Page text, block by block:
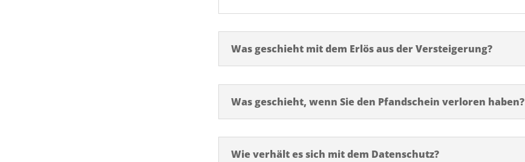
Was geschieht mit dem Erlös aus der Versteigerung?
Was geschieht, wenn Sie den Pfandschein verloren haben?
Wie verhält es sich mit dem Datenschutz?